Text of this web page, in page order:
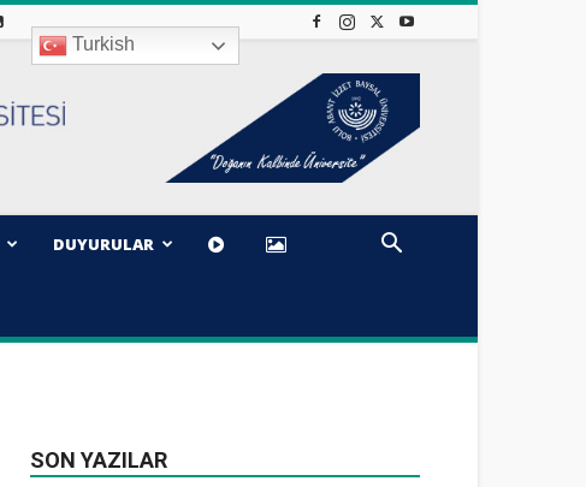
Turkish
DUYURULAR
SON YAZILAR